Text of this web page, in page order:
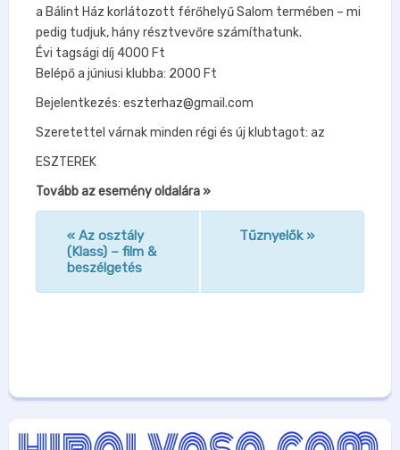
a Bálint Ház korlátozott férőhelyű Salom termében – mi
pedig tudjuk, hány résztvevőre számíthatunk.
Évi tagsági díj 4000 Ft
Belépő a júniusi klubba: 2000 Ft
Bejelentkezés: eszterhaz@gmail.com
Szeretettel várnak minden régi és új klubtagot: az
ESZTEREK
Tovább az esemény oldalára »
v
c
« Az osztály
(Klass) – film &
beszélgetés
Tűznyelők »